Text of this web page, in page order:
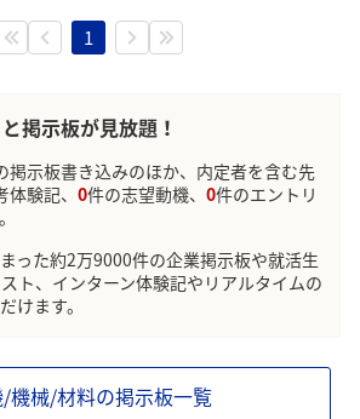
1
掲示板が見放題！
掲示板書き込みのほか、内定者を含む先
験記、 0件の志望動機、 0件のエントリ
った約2万9000件の企業掲示板や就活生
ト、インターン体験記やリアルタイムの
けます。
機械/材料の掲示板一覧